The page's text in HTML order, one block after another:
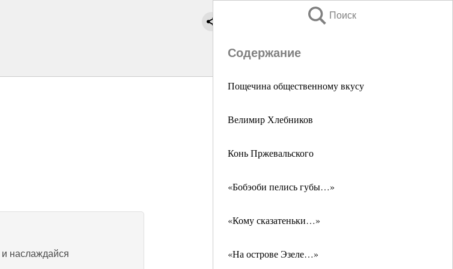
Поиск
Содержание
Пощечина общественному вкусу
Велимир Хлебников
Конь Пржевальского
«Бобэоби пелись губы…»
«Кому сказатеньки…»
«На острове Эзеле…»
и наслаждайся